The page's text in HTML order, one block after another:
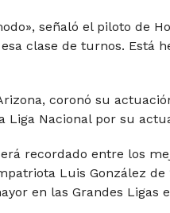
señaló el piloto de
clase de turnos. Está
coronó su
Liga Nacional por su
recordado entre los
Luis González de
en las Grandes Ligas